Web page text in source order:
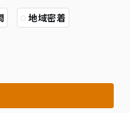
地域密着